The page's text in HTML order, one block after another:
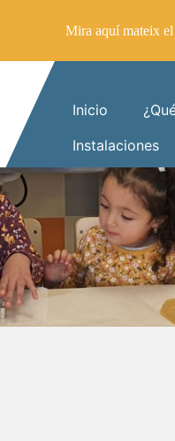
Inicio
Instalaciones
Mira aquí mateix